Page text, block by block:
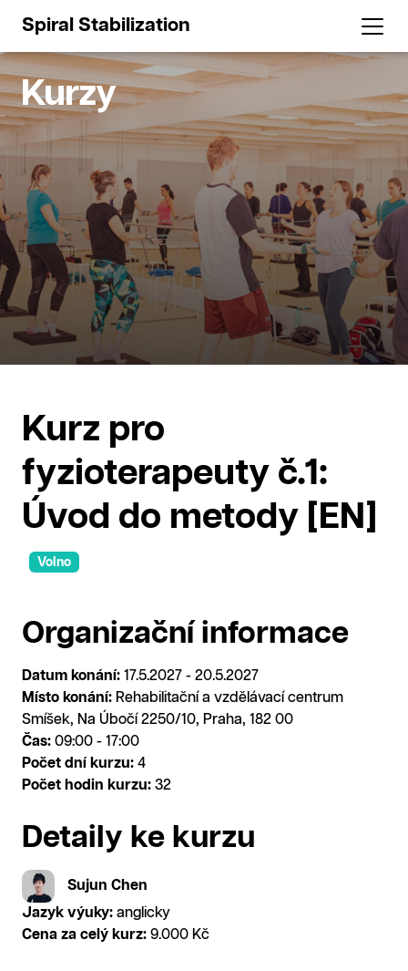
Spiral Stabilization
Kurzy
Kurz pro
fyzioterapeuty č.1:
Úvod do metody [EN]
Volno
Organizační informace
Datum konání: 17.5.2027 - 20.5.2027
Místo konání: Rehabilitační a vzdělávací centrum
Smíšek, Na Úbočí 2250/10, Praha, 182 00
Čas: 09:00 - 17:00
Počet dní kurzu: 4
Počet hodin kurzu: 32
Detaily ke kurzu
Sujun Chen
Jazyk výuky: anglicky
Cena za celý kurz: 9.000 Kč